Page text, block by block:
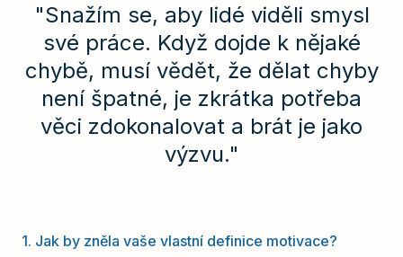
"Snažím se, aby lidé viděli smysl
své práce. Když dojde k nějaké
chybě, musí vědět, že dělat chyby
není špatné, je zkrátka potřeba
věci zdokonalovat a brát je jako
výzvu."
1. Jak by zněla vaše vlastní definice motivace?